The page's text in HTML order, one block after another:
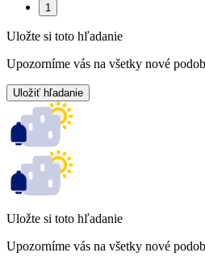
1
Uložte si toto hľadanie
Upozorníme vás na všetky nové
Uložiť hľadanie
Uložte si toto hľadanie
Upozorníme vás na všetky nové